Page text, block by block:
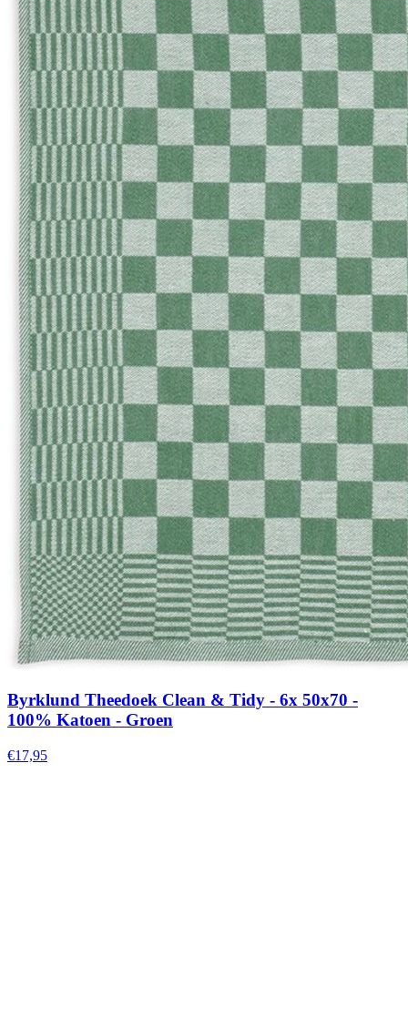
Byrklund Theedoek Clean & Tidy - 6x 50x70 -
100% Katoen - Groen
€17,95